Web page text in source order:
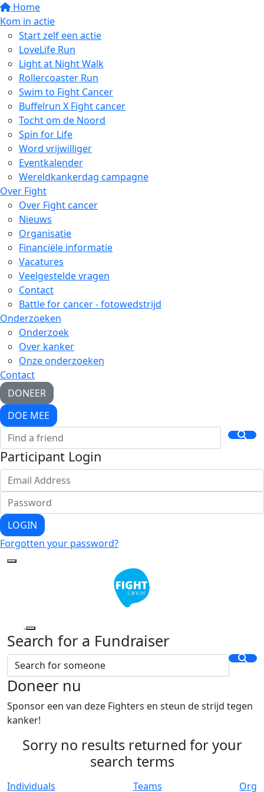
Home
Kom in actie
Start zelf een actie
LoveLife Run
Light at Night Walk
Rollercoaster Run
Swim to Fight Cancer
Buffelrun X Fight cancer
Tocht om de Noord
Spin for Life
Word vrijwilliger
Eventkalender
Wereldkankerdag campagne
Over Fight
Over Fight cancer
Nieuws
Organisatie
Financiële informatie
Vacatures
Veelgestelde vragen
Contact
Battle for cancer - fotowedstrijd
Onderzoeken
Onderzoek
Over kanker
Onze onderzoeken
Contact
DONEER
DOE MEE
Participant Login
LOGIN
Forgotten your password?
Search for a Fundraiser
Doneer nu
Sponsor een van deze Fighters en steun de strijd tegen
kanker!
Sorry no results returned for your
search terms
Individuals Teams
Org